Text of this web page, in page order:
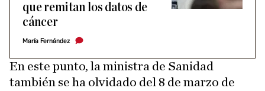
que remitan los datos de
cáncer
María Fernández
En este punto, la ministra de Sanidad
también se ha olvidado del 8 de marzo de